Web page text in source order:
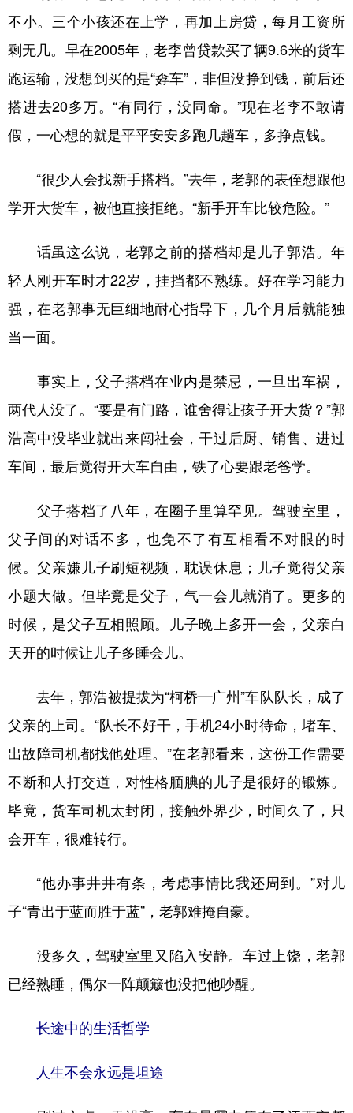
不小。三个小孩还在上学，再加上房贷，每月工资所
剩无几。早在2005年，老李曾贷款买了辆9.6米的货车
跑运输，没想到买的是“孬车”，非但没挣到钱，前后还
搭进去20多万。“有同行，没同命。”现在老李不敢请
假，一心想的就是平平安安多跑几趟车，多挣点钱。
“很少人会找新手搭档。”去年，老郭的表侄想跟他
学开大货车，被他直接拒绝。“新手开车比较危险。”
话虽这么说，老郭之前的搭档却是儿子郭浩。年
轻人刚开车时才22岁，挂挡都不熟练。好在学习能力
强，在老郭事无巨细地耐心指导下，几个月后就能独
当一面。
事实上，父子搭档在业内是禁忌，一旦出车祸，
两代人没了。“要是有门路，谁舍得让孩子开大货？”郭
浩高中没毕业就出来闯社会，干过后厨、销售、进过
车间，最后觉得开大车自由，铁了心要跟老爸学。
父子搭档了八年，在圈子里算罕见。驾驶室里，
父子间的对话不多，也免不了有互相看不对眼的时
候。父亲嫌儿子刷短视频，耽误休息；儿子觉得父亲
小题大做。但毕竟是父子，气一会儿就消了。更多的
时候，是父子互相照顾。儿子晚上多开一会，父亲白
天开的时候让儿子多睡会儿。
去年，郭浩被提拔为“柯桥—广州”车队队长，成了
父亲的上司。“队长不好干，手机24小时待命，堵车、
出故障司机都找他处理。”在老郭看来，这份工作需要
不断和人打交道，对性格腼腆的儿子是很好的锻炼。
毕竟，货车司机太封闭，接触外界少，时间久了，只
会开车，很难转行。
“他办事井井有条，考虑事情比我还周到。”对儿
子“青出于蓝而胜于蓝”，老郭难掩自豪。
没多久，驾驶室里又陷入安静。车过上饶，老郭
已经熟睡，偶尔一阵颠簸也没把他吵醒。
长途中的生活哲学
人生不会永远是坦途